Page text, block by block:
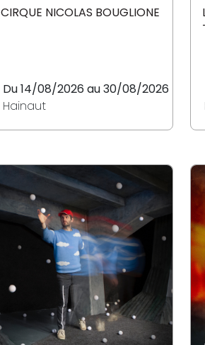
CIRQUE NICOLAS BOUGLIONE
Du 14/08/2026 au 30/08/2026
Hainaut